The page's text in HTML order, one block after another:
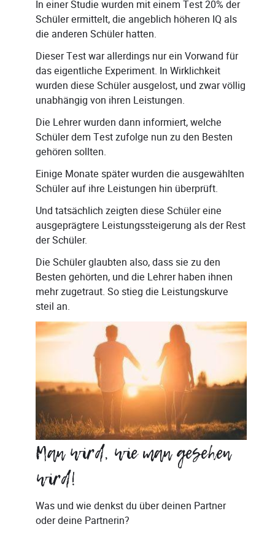
In einer Studie wurden mit einem Test 20% der
Schüler ermittelt, die angeblich höheren IQ als
die anderen Schüler hatten.
Dieser Test war allerdings nur ein Vorwand für
das eigentliche Experiment. In Wirklichkeit
wurden diese Schüler ausgelost, und zwar völlig
unabhängig von ihren Leistungen.
Die Lehrer wurden dann informiert, welche
Schüler dem Test zufolge nun zu den Besten
gehören sollten.
Einige Monate später wurden die ausgewählten
Schüler auf ihre Leistungen hin überprüft.
Und tatsächlich zeigten diese Schüler eine
ausgeprägtere Leistungssteigerung als der Rest
der Schüler.
Die Schüler glaubten also, dass sie zu den
Besten gehörten, und die Lehrer haben ihnen
mehr zugetraut. So stieg die Leistungskurve
steil an.
Man wird, wie man gesehen
wird!
Was und wie denkst du über deinen Partner
oder deine Partnerin?